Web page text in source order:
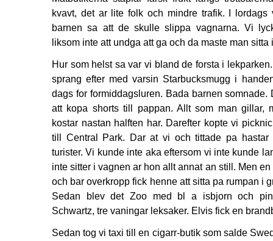
kvavt, det ar lite folk och mindre trafik. I
barnen sa att de skulle slippa vagnarna. Vi
liksom inte att undga att ga och da maste man sitta
Hur som helst sa var vi bland de forsta i
sprang efter med varsin Starbucksmugg i
dags for formiddagsluren. Bada barnen
att kopa shorts till pappan. Allt som man gillar,
kostar nastan halften har. Darefter kopte vi
till Central Park. Dar at vi och tittade pa hastar
turister. Vi kunde inte aka eftersom vi inte kunde
inte sitter i vagnen ar hon allt annat an still. Men
och bar overkropp fick henne att sitta pa rumpan i
Sedan blev det Zoo med bl a isbjorn och
Schwartz, tre vaningar leksaker. Elvis fick en
Sedan tog vi taxi till en cigarr-butik som salde